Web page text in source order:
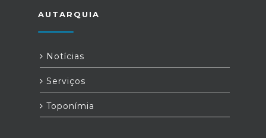
AUTARQUIA
Notícias
Serviços
Toponímia